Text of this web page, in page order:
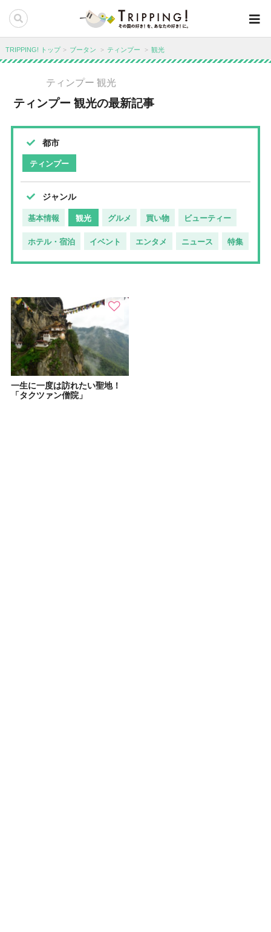
TRIPPING! トップ ブータン ティンプー 観光
ティンプー 観光
ティンプー 観光の最新記事
都市
ティンプー
ジャンル
基本情報 観光 グルメ 買い物 ビューティー
ホテル・宿泊 イベント エンタメ ニュース 特集
一生に一度は訪れたい聖地！
「タクツァン僧院」